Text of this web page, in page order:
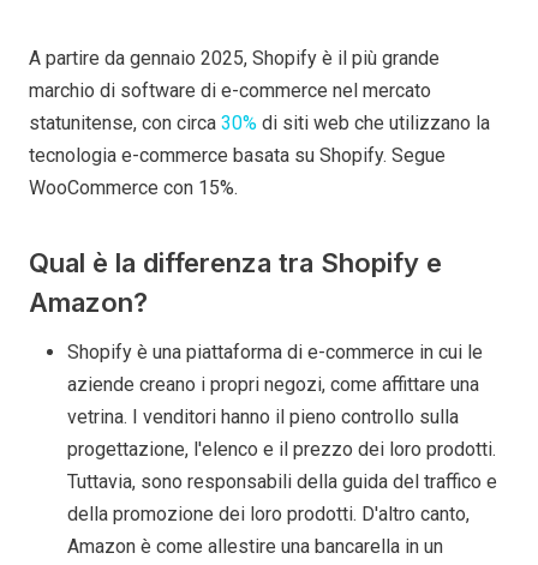
A partire da gennaio 2025, Shopify è il più grande
marchio di software di e-commerce nel mercato
statunitense, con circa 30% di siti web che utilizzano la
tecnologia e-commerce basata su Shopify. Segue
WooCommerce con 15%.
Qual è la differenza tra Shopify e
Amazon?
Shopify è una piattaforma di e-commerce in cui le
aziende creano i propri negozi, come affittare una
vetrina. I venditori hanno il pieno controllo sulla
progettazione, l'elenco e il prezzo dei loro prodotti.
Tuttavia, sono responsabili della guida del traffico e
della promozione dei loro prodotti. D'altro canto,
Amazon è come allestire una bancarella in un